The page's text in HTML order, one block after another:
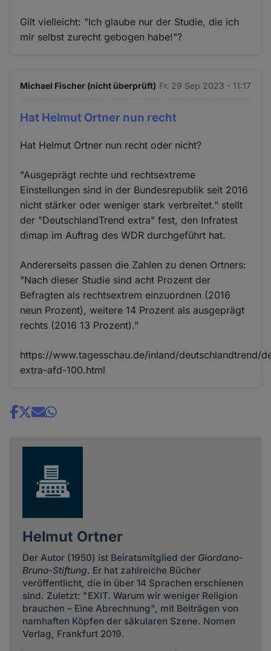
Gilt vielleicht: "Ich glaube nur der Studie, die ich
mir selbst zurecht gebogen habe!"?
Michael Fischer (nicht überprüft) Fr. 29 Sep 2023 - 11:17
Hat Helmut Ortner nun recht
Hat Helmut Ortner nun recht oder nicht?
"Ausgeprägt rechte und rechtsextreme
Einstellungen sind in der Bundesrepublik seit 2016
nicht stärker oder weniger stark verbreitet." stellt
der "DeutschlandTrend extra" fest, den Infratest
dimap im Auftrag des WDR durchgeführt hat.
Andererseits passen die Zahlen zu denen Ortners:
"Nach dieser Studie sind acht Prozent der
Befragten als rechtsextrem einzuordnen (2016
neun Prozent), weitere 14 Prozent als ausgeprägt
rechts (2016 13 Prozent)."
https://www.tagesschau.de/inland/deutschlandtrend/
extra-afd-100.html
Share
Helmut Ortner
Der Autor (1950) ist Beiratsmitglied der Giordano-
Bruno-Stiftung. Er hat zahlreiche Bücher
veröffentlicht, die in über 14 Sprachen erschienen
sind. Zuletzt: "EXIT. Warum wir weniger Religion
brauchen – Eine Abrechnung", mit Beiträgen von
namhaften Köpfen der säkularen Szene. Nomen
Verlag, Frankfurt 2019.